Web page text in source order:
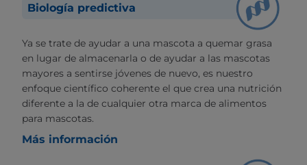
Biología predictiva
Ya se trate de ayudar a una mascota a quemar grasa
en lugar de almacenarla o de ayudar a las mascotas
mayores a sentirse jóvenes de nuevo, es nuestro
enfoque científico coherente el que crea una nutrición
diferente a la de cualquier otra marca de alimentos
para mascotas.
Más información